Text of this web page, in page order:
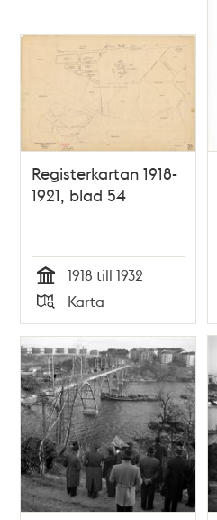
Registerkartan 1918-
1921, blad 54
Tid
1918 till 1932
Typ
Karta